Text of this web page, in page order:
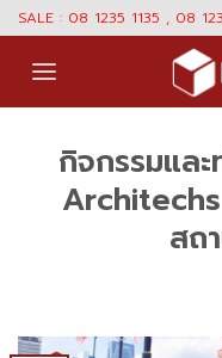
Skip
content
SALE : 08 1235 1135 , 08
กิจกรรมแล
สถ